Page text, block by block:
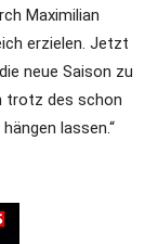
Maximilian
erzielen. Jetzt
neue Saison zu
trotz des schon
lassen.“